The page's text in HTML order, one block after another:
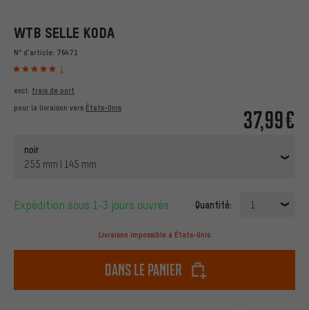
WTB SELLE KODA
N° d'article: 76471
1
37,99€
excl. frais de port
pour la livraison vers États-Unis
noir
255 mm | 145 mm
Expédition sous 1-3 jours ouvrés Quantité: 1
Livraison impossible à États-Unis
dans le panier